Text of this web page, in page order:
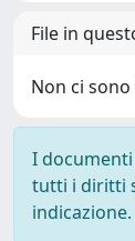
File in
Non ci
I
tutti i diritti
indicazione.